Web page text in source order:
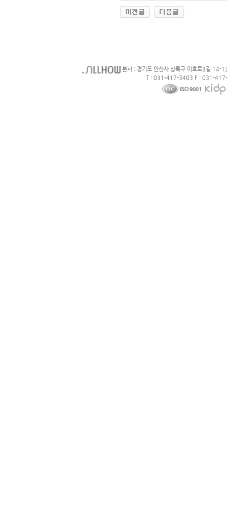
본사 : 경기도 안산사 상록구 이호로3길 14-
T : 031-417-3403 F : 031-